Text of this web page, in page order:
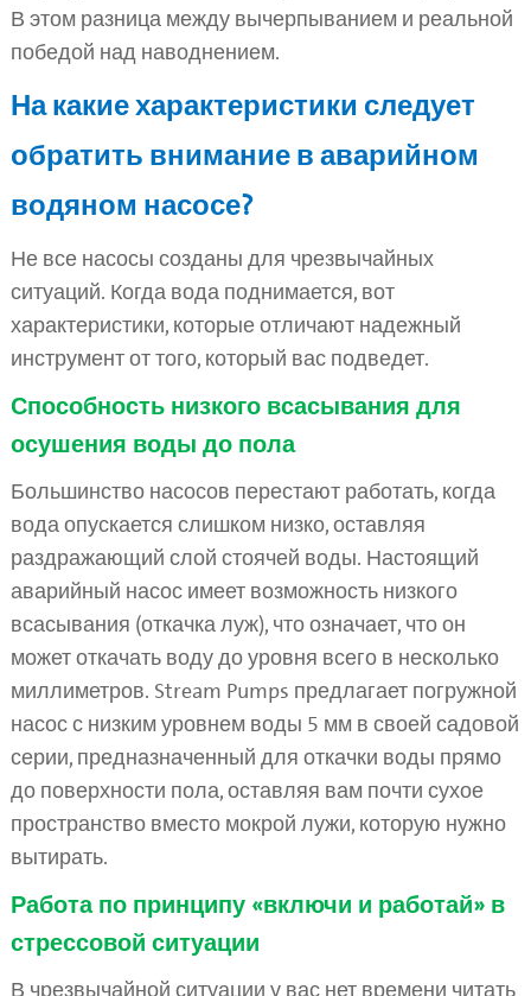
В этом разница между вычерпыванием и реальной
победой над наводнением.
На какие характеристики следует
обратить внимание в аварийном
водяном насосе?
Не все насосы созданы для чрезвычайных
ситуаций. Когда вода поднимается, вот
характеристики, которые отличают надежный
инструмент от того, который вас подведет.
Способность низкого всасывания для
осушения воды до пола
Большинство насосов перестают работать, когда
вода опускается слишком низко, оставляя
раздражающий слой стоячей воды. Настоящий
аварийный насос имеет возможность низкого
всасывания (откачка луж), что означает, что он
может откачать воду до уровня всего в несколько
миллиметров. Stream Pumps предлагает погружной
насос с низким уровнем воды 5 мм в своей садовой
серии, предназначенный для откачки воды прямо
до поверхности пола, оставляя вам почти сухое
пространство вместо мокрой лужи, которую нужно
вытирать.
Работа по принципу «включи и работай» в
стрессовой ситуации
В чрезвычайной ситуации у вас нет времени читать